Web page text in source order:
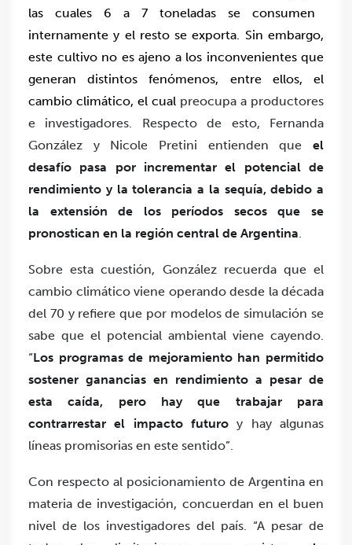
las cuales 6 a 7 toneladas se consumen
internamente y el resto se exporta. Sin embargo,
este cultivo no es ajeno a los inconvenientes que
generan distintos fenómenos, entre ellos, el
cambio climático, el cual preocupa a productores
e investigadores. Respecto de esto, Fernanda
González y Nicole Pretini entienden que el
desafío pasa por incrementar el potencial de
rendimiento y la tolerancia a la sequía, debido a
la extensión de los períodos secos que se
pronostican en la región central de Argentina.
Sobre esta cuestión, González recuerda que el
cambio climático viene operando desde la década
del 70 y refiere que por modelos de simulación se
sabe que el potencial ambiental viene cayendo.
“Los programas de mejoramiento han permitido
sostener ganancias en rendimiento a pesar de
esta caída, pero hay que trabajar para
contrarrestar el impacto futuro y hay algunas
líneas promisorias en este sentido”.
Con respecto al posicionamiento de Argentina en
materia de investigación, concuerdan en el buen
nivel de los investigadores del país. “A pesar de